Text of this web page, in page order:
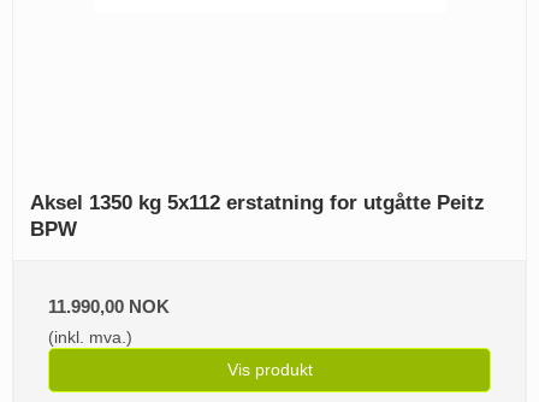
Aksel 1350 kg 5x112 erstatning for utgåtte Peitz
BPW
11.990,00 NOK
(inkl. mva.)
Vis produkt